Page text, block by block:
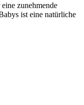
zunehmende
ist eine natürliche